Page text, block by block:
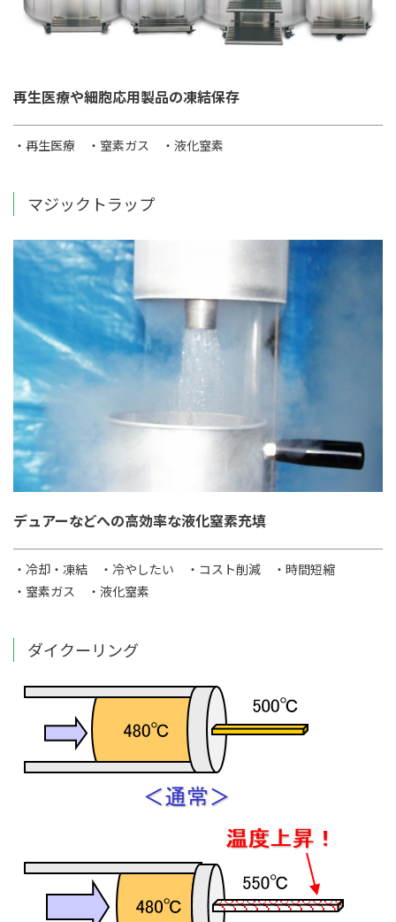
再生医療や細胞応用製品の凍結保存
・再生医療 ・窒素ガス ・液化窒素
マジックトラップ
デュアーなどへの高効率な液化窒素充填
・冷却・凍結 ・冷やしたい ・コスト削減
・時間短縮
・窒素ガス
・液化窒素
ダイクーリング